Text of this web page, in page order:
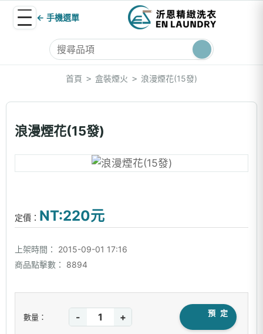
← 手機選單
首頁 > 盒裝煙火 > 浪漫煙花(15發)
浪漫煙花(15發)
定價： NT:220元
上架時間：
2015-09-01 17:16
商品點擊數：
8894
數量： - + 預 定